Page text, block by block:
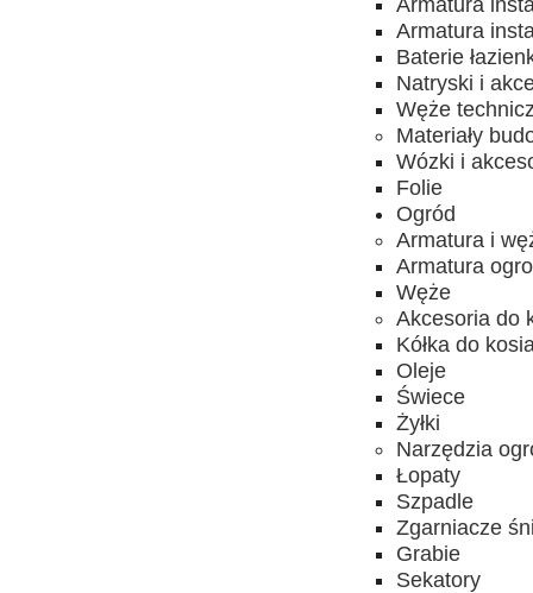
Armatura
Armatura
Baterie
Natryski i
Węże
Materiały
Wózki i
Folie
Ogród
Armatura i
Armatura
Węże
Akcesoria do
Kółka do
Oleje
Świece
Żyłki
Narzędzia
Łopaty
Szpadle
Zgarniacze
Grabie
Sekatory